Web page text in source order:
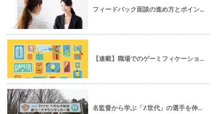
フィードバック面談の進め方とポイン...
【連載】職場でのゲーミフィケーショ...
名監督から学ぶ「Z世代」の選手を伸...